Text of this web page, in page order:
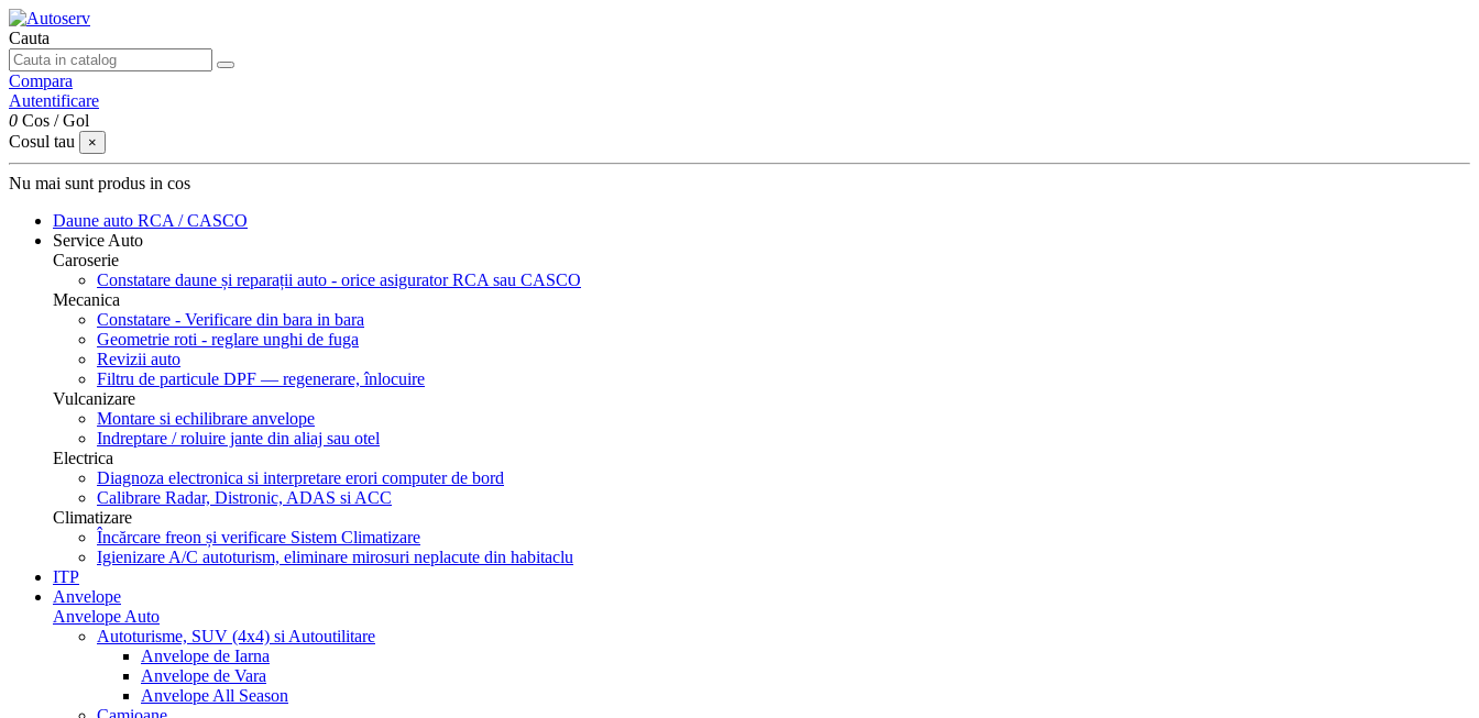
Cauta
Compara
Autentificare
0 Cos /Gol
Cosul tau
×
Nu mai sunt produs in cos
Daune auto RCA / CASCO
Service Auto
Caroserie
Constatare daune și reparații auto - orice asigurator RCA sau CASCO
Mecanica
Constatare - Verificare din bara in bara
Geometrie roti - reglare unghi de fuga
Revizii auto
Filtru de particule DPF — regenerare, înlocuire
Vulcanizare
Montare si echilibrare anvelope
Indreptare / roluire jante din aliaj sau otel
Electrica
Diagnoza electronica si interpretare erori computer de bord
Calibrare Radar, Distronic, ADAS si ACC
Climatizare
Încărcare freon și verificare Sistem Climatizare
Igienizare A/C autoturism, eliminare mirosuri neplacute din habitaclu
ITP
Anvelope
Anvelope Auto
Autoturisme, SUV (4x4) si Autoutilitare
Anvelope de Iarna
Anvelope de Vara
Anvelope All Season